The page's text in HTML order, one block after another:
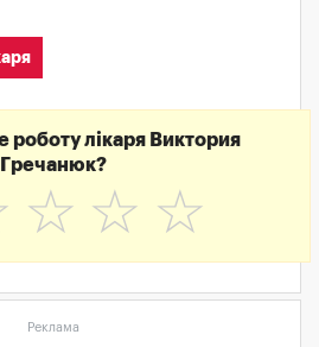
роботу лікаря Виктория
Гречанюк?
☆
☆
☆
Реклама